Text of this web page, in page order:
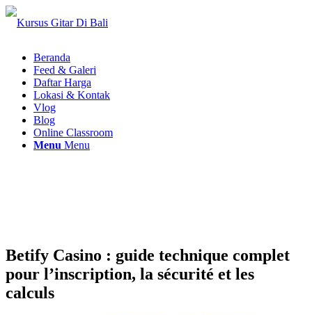
Beranda
Feed & Galeri
Daftar Harga
Lokasi & Kontak
Vlog
Blog
Online Classroom
Menu Menu
Betify Casino : guide technique complet
pour l’inscription, la sécurité et les
calculs